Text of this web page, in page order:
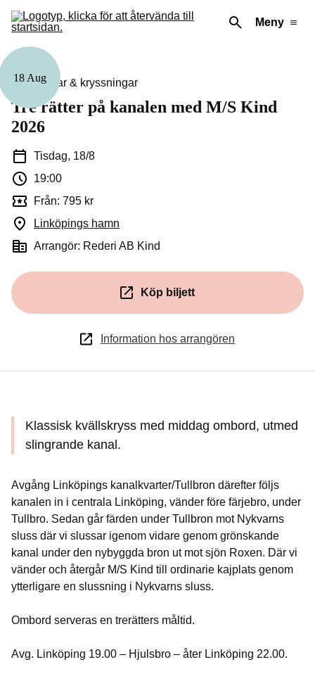
Meny
18 Aug
Guidningar & kryssningar
Tre rätter på kanalen med M/S Kind
2026
Tisdag, 18/8
19:00
Från: 795 kr
Linköpings hamn
Arrangör: Rederi AB Kind
Köp biljett
(Öppnas i ett nytt fönster)
Information hos arrangören
Klassisk kvällskryss med middag ombord, utmed
slingrande kanal.
Avgång Linköpings kanalkvarter/Tullbron därefter följs
kanalen in i centrala Linköping, vänder före färjebro, under
Tullbro. Sedan går färden under Tullbron mot Nykvarns
sluss där vi slussar igenom vidare genom grönskande
kanal under den nybyggda bron ut mot sjön Roxen. Där vi
vänder och återgår M/S Kind till ordinarie kajplats genom
ytterligare en slussning i Nykvarns sluss.
Ombord serveras en trerätters måltid.
Avg. Linköping 19.00 – Hjulsbro – åter Linköping 22.00.